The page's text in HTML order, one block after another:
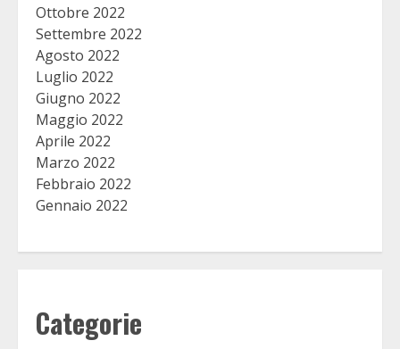
Ottobre 2022
Settembre 2022
Agosto 2022
Luglio 2022
Giugno 2022
Maggio 2022
Aprile 2022
Marzo 2022
Febbraio 2022
Gennaio 2022
Categorie